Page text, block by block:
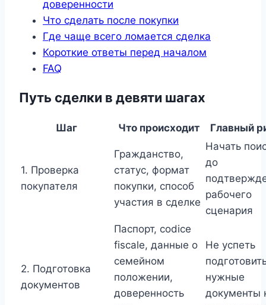
доверенности
Что сделать после покупки
Где чаще всего ломается сделка
Короткие ответы перед началом
FAQ
Путь сделки в девяти шагах
Шаг Что происходит Главный
1. Проверка
покупателя
Гражданство,
статус, формат
покупки, способ
участия в сделке
Начать
до
рабочего
сценария
2. Подготовка
документов
Паспорт, codice
fiscale, данные о
семейном
положении,
доверенность
Не успеть
нужные
документы